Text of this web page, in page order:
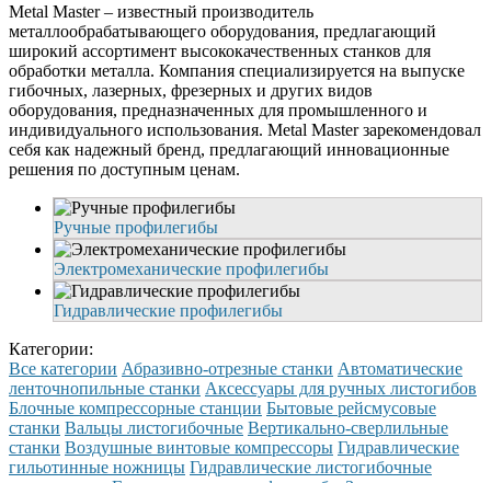
Metal Master – известный производитель
металлообрабатывающего оборудования, предлагающий
широкий ассортимент высококачественных станков для
обработки металла. Компания специализируется на выпуске
гибочных, лазерных, фрезерных и других видов
оборудования, предназначенных для промышленного и
индивидуального использования. Metal Master зарекомендовал
себя как надежный бренд, предлагающий инновационные
решения по доступным ценам.
Ручные профилегибы
Электромеханические профилегибы
Гидравлические профилегибы
Категории:
Все категории Абразивно-отрезные станки Автоматические
ленточнопильные станки Аксессуары для ручных листогибов
Блочные компрессорные станции Бытовые рейсмусовые
станки Вальцы листогибочные Вертикально-сверлильные
станки Воздушные винтовые компрессоры Гидравлические
гильотинные ножницы Гидравлические листогибочные